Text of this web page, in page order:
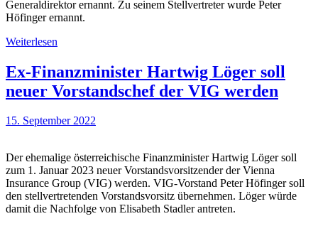
Generaldirektor ernannt. Zu seinem Stellvertreter wurde Peter
Höfinger ernannt.
Weiterlesen
Ex-Finanzminister Hartwig Löger soll
neuer Vorstandschef der VIG werden
15. September 2022
Der ehemalige österreichische Finanzminister Hartwig Löger soll
zum 1. Januar 2023 neuer Vorstandsvorsitzender der Vienna
Insurance Group (VIG) werden. VIG-Vorstand Peter Höfinger soll
den stellvertretenden Vorstandsvorsitz übernehmen. Löger würde
damit die Nachfolge von Elisabeth Stadler antreten.